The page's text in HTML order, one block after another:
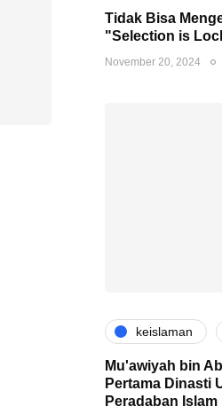
Tidak Bisa
"Selection is
November 20, 2024
keislaman
Mu'awiyah bin
Pertama Dinasti
Peradaban Islam